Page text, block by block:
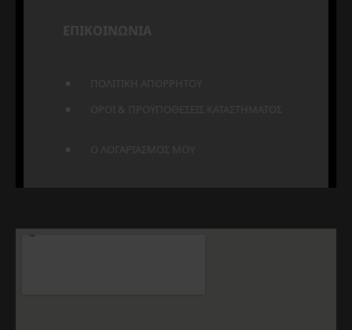
ΕΠΙΚΟΙΝΩΝΙΑ
ΠΟΛΙΤΙΚΗ ΑΠΟΡΡΗΤΟΥ
ΟΡΟΙ & ΠΡΟΫΠΟΘΕΣΕΙΣ ΚΑΤΑΣΤΗΜΑΤΟΣ
Ο ΛΟΓΑΡΙΑΣΜΟΣ ΜΟΥ